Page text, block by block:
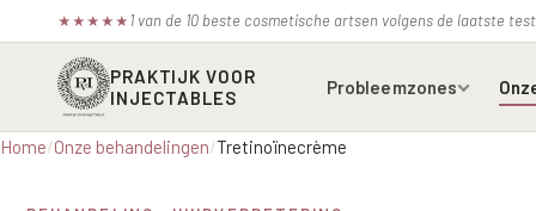
★ ★ ★ ★ ★ 1 van de 10 beste cosmetische artsen volgens de laatste
PRAKTIJK VOOR
INJECTABLES
Probleemzones
Home/Onze behandelingen/Tretinoïnecrème